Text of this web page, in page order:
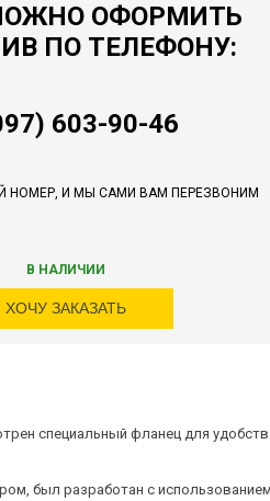
ОФОРМИТЬ
ПО ТЕЛЕФОНУ:
603-90-46
НОМЕР, И МЫ САМИ ВАМ ПЕРЕЗВОНИМ
В НАЛИЧИИ
ХОЧУ ЗАКАЗАТЬ
специальный фланец для
был разработан с